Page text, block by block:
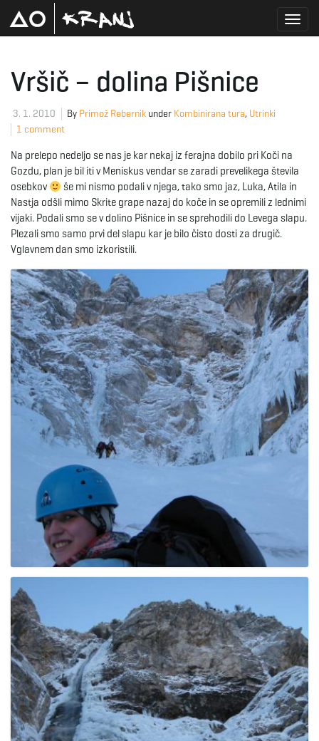
g
g
l
e
n
g
a
Vršič – dolina Pišnice
3. 1. 2010 By Primož Rebernik under Kombinirana tura, Utrinki
1 comment
Na prelepo nedeljo se nas je kar nekaj iz ferajna dobilo pri Koči na
Gozdu, plan je bil iti v Meniskus vendar se zaradi prevelikega števila
osebkov
še mi nismo podali v njega, tako smo jaz, Luka, Atila in
Nastja odšli mimo Skrite grape nazaj do koče in se opremili z lednimi
vijaki. Podali smo se v dolino Pišnice in se sprehodili do Levega slapu.
Plezali smo samo prvi del slapu kar je bilo čisto dosti za drugič.
Vglavnem dan smo izkoristili.